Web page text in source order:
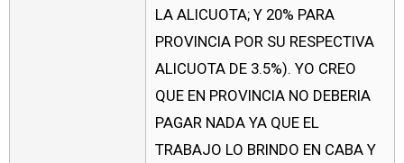
LA ALICUOTA; Y 20% PARA
PROVINCIA POR SU RESPECTIVA
ALICUOTA DE 3.5%). YO CREO
QUE EN PROVINCIA NO DEBERIA
PAGAR NADA YA QUE EL
TRABAJO LO BRINDO EN CABA Y